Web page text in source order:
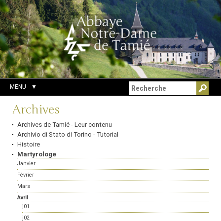
Aller
au
contenu.
|
Aller
à
la
navigation
Outils
personnels
Chercher par
Recherche
avancée…
MENU
Navigation
Archives
Archives de Tamié - Leur contenu
Archivio di Stato di Torino - Tutorial
Histoire
Martyrologe
Janvier
Février
Mars
Avril
j01
j02